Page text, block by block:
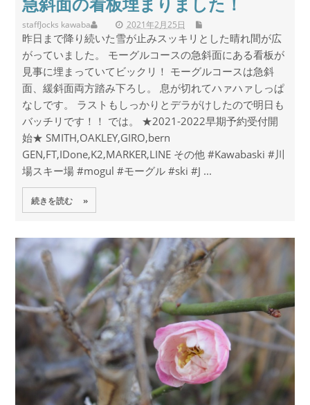
staff 2021年2月25日
Jocks kawaba
昨日まで降り続いた雪が止みスッキリとした晴れ間が広
がっていました。 モーグルコースの急斜面にある看板が
見事に埋まっていてビックリ！ モーグルコースは急斜
面、緩斜面両方踏み下ろし。 息が切れてハァハァしっぱ
なしです。 ラストもしっかりとデラがけしたので明日も
バッチリです！！ では。 ★2021-2022早期予約受付開
始★ SMITH,OAKLEY,GIRO,bern
GEN,FT,IDone,K2,MARKER,LINE その他 #Kawabaski #川
場スキー場 #mogul #モーグル #ski #J ...
続きを読む »